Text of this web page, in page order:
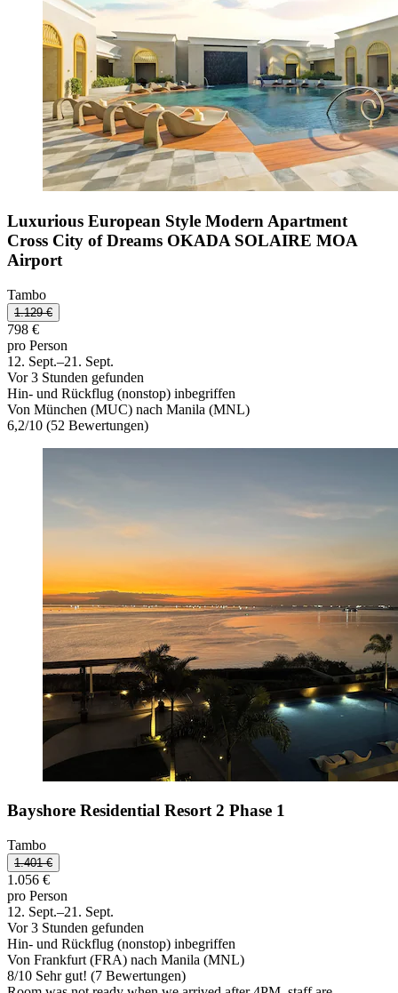
Luxurious European Style Modern Apartment
Cross City of Dreams OKADA SOLAIRE MOA
Airport
Tambo
1.129 €
798 €
pro Person
12. Sept.–21. Sept.
Vor 3 Stunden gefunden
Hin- und Rückflug (nonstop) inbegriffen
Von München (MUC) nach Manila (MNL)
6,2/10 (52 Bewertungen)
Bayshore Residential Resort 2 Phase 1
Tambo
1.401 €
1.056 €
pro Person
12. Sept.–21. Sept.
Vor 3 Stunden gefunden
Hin- und Rückflug (nonstop) inbegriffen
Von Frankfurt (FRA) nach Manila (MNL)
8/10 Sehr gut! (7 Bewertungen)